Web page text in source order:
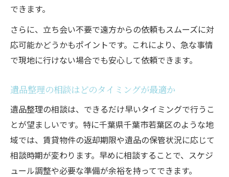
遺品整理の見積もり内容で必ず確認すべき
点
遺品整理後の追加請求を防ぐための注意
遺品整理の料金体系とオプション確認方法
丁寧さと迅速さを叶える遺品整理依頼のポイン
遺品整理で丁寧かつ迅速な作業を実現する
方法
遺品整理士が提供する安心の作業品質とは
できます。
さらに、立ち会い不要で遠方からの依頼もスムーズに対
応可能かどうかもポイントです。これにより、急な事情
で現地に行けない場合でも安心して依頼できます。
遺品整理の相談はどのタイミングが最適か
遺品整理の相談は、できるだけ早いタイミングで行うこ
とが望ましいです。特に千葉県千葉市若葉区のような地
域では、賃貸物件の返却期限や遺品の保管状況に応じて
相談時期が変わります。早めに相談することで、スケジ
ュール調整や必要な準備が余裕を持ってできます。